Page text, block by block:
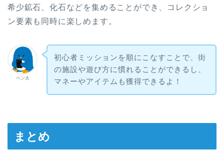
希少鉱石、化石などを集めることができ、コレクショ
ン要素も同時に楽しめます。
ペン太
初心者ミッションを順にこなすことで、街
の施設や遊び方に慣れることができるし、
マネーやアイテムも獲得できるよ！
まとめ